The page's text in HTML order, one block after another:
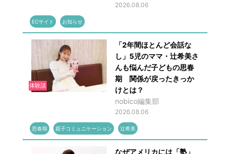
2026.08.06
ECサイト お知らせ
体験談
「2年間ほとんど会話な
し」5児のママ・辻希美さ
んも悩んだ子どもの思春
期 関係が戻ったきっか
けとは？
nobico編集部
2026.08.06
思春期 親子コミュニケーション 辻希美
なぜアメリカには「塾」